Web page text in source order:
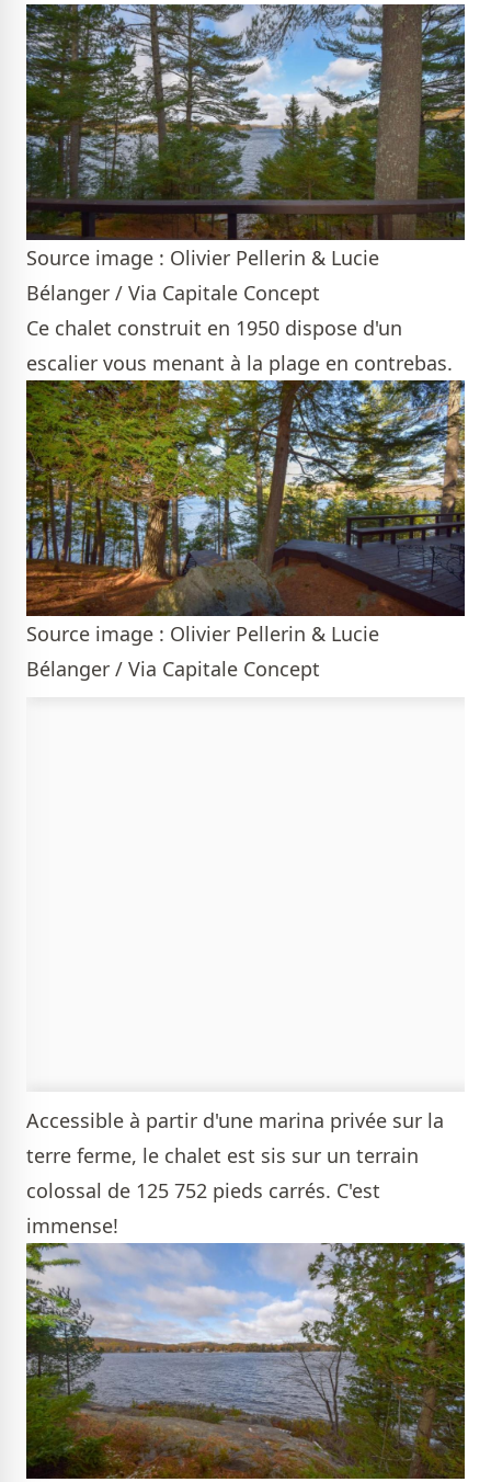
Source image : Olivier Pellerin & Lucie
Bélanger / Via Capitale Concept
Ce chalet construit en 1950 dispose d'un
escalier vous menant à la plage en contrebas.
Source image : Olivier Pellerin & Lucie
Bélanger / Via Capitale Concept
Accessible à partir d'une marina privée sur la
terre ferme, le chalet est sis sur un terrain
colossal de 125 752 pieds carrés. C'est
immense!